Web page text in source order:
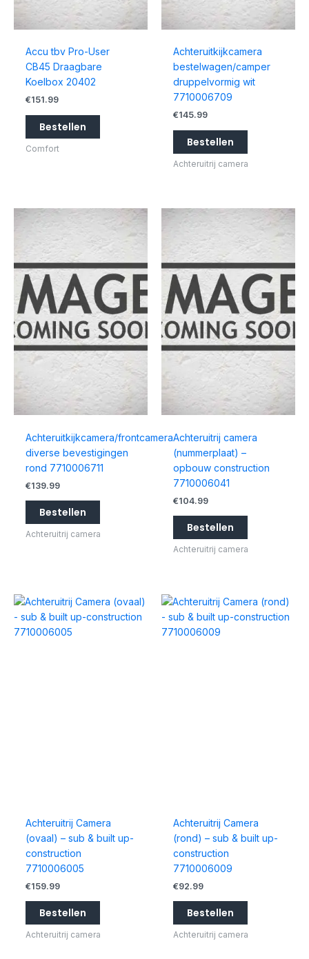
Accu tbv Pro-User
CB45 Draagbare
Koelbox 20402
€151.99
Bestellen
Comfort
Achteruitkijkcamera
bestelwagen/camper
druppelvormig wit
7710006709
€145.99
Bestellen
Achteruitrij camera
Achteruitkijkcamera/frontcamera
diverse bevestigingen
rond 7710006711
€139.99
Bestellen
Achteruitrij camera
Achteruitrij camera
(nummerplaat) –
opbouw construction
7710006041
€104.99
Bestellen
Achteruitrij camera
Achteruitrij Camera
(ovaal) – sub & built up-
construction
7710006005
€159.99
Bestellen
Achteruitrij camera
Achteruitrij Camera
(rond) – sub & built up-
construction
7710006009
€92.99
Bestellen
Achteruitrij camera